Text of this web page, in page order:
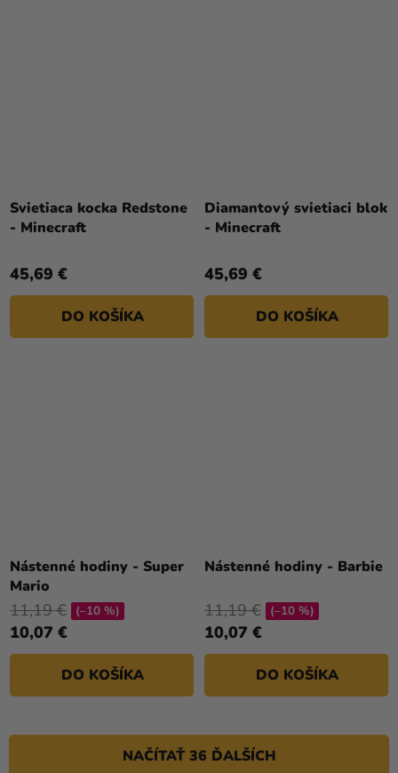
Svietiaca kocka Redstone
- Minecraft
45,69 €
DO KOŠÍKA
Diamantový svietiaci blok
- Minecraft
45,69 €
DO KOŠÍKA
Nástenné hodiny - Super
Mario
10,07 €
11,19 € (–10 %)
DO KOŠÍKA
Nástenné hodiny - Barbie
10,07 €
11,19 € (–10 %)
DO KOŠÍKA
NAČÍTAŤ 36 ĎALŠÍCH